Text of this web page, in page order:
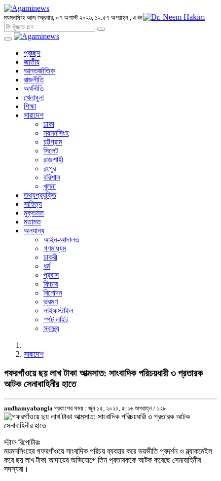
ময়মনসিংহ আজ শুক্রবার, ০৭ অগাস্ট ২০২৬, ১২:৫৭ অপরাহ্ন , এখন
প্রচ্ছদ
জাতীয়
আন্তর্জাতিক
রাজনীতি
অর্থনীতি
খেলাধুলা
শিক্ষা
সারাদেশ
ঢাকা
ময়মনসিংহ
চট্টগ্রাম
সিলেট
রাজশাহী
রংপুর
বরিশাল
খুলনা
তথ্যপ্রযুক্তি
সাহিত্য
মুক্তমত
মতামত
অন্যান্য
আইন-আদালত
গণমাধ্যম
চাকরী
ধর্ম
প্রবাস
ফিচার
বিনোদন
ভ্রমণ
লাইফস্টাইল
স্পট লাইট
স্বাস্থ্য
সারাদেশ
গফরগাঁওয়ে ছয় লাখ টাকা আত্মসাত: সাংবাদিক পরিচয়ধারী ৩ প্রতারক
আটক সেনাবাহিনীর হাতে
audhamyabangla প্রকাশের সময় : জুন ১৫, ২০২৫, ৫:১৬ অপরাহ্ন / ১২৮
স্টাফ রিপোর্টারঃ
ময়মনসিংহের গফরগাঁওয়ে সাংবাদিক পরিচয় ব্যবহার করে ভয়ভীতি প্রদর্শন ও ব্ল্যাকমেইল
করে ছয় লাখ টাকা আদায়ের অভিযোগে তিন প্রতারককে আটক করেছে সেনাবাহিনীর
সদস্যরা।